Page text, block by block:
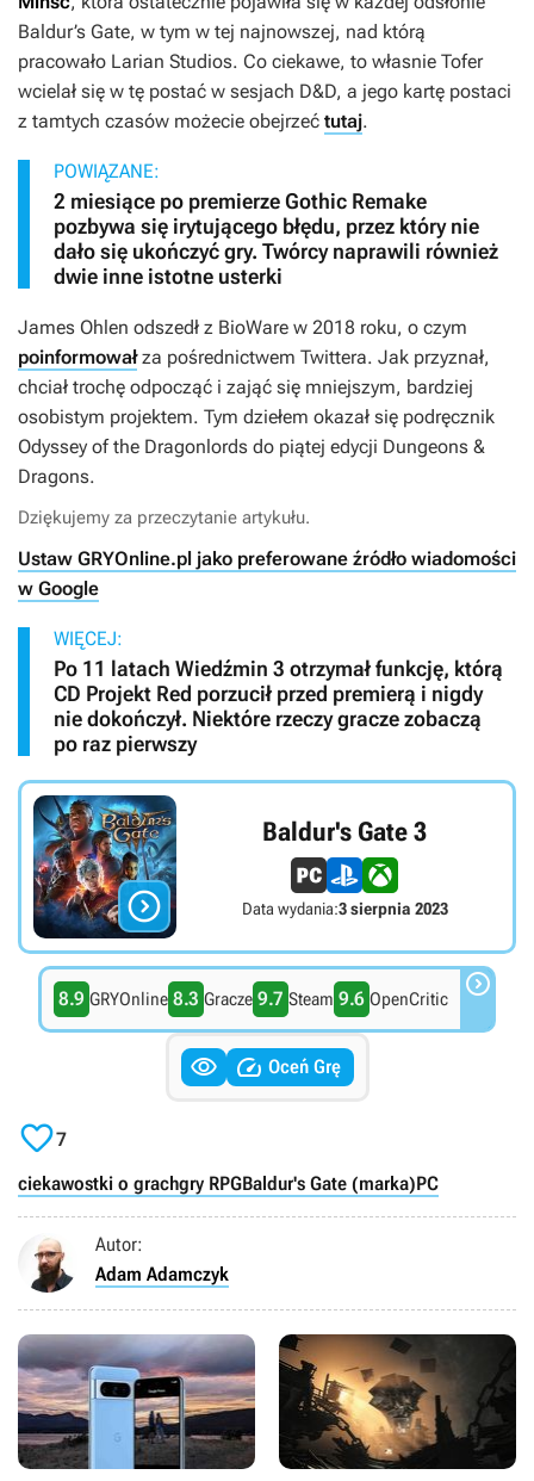
Baldur’s Gate, w tym w tej najnowszej, nad którą
pracowało Larian Studios. Co ciekawe, to własnie Tofer
wcielał się w tę postać w sesjach D&D, a jego kartę postaci
z tamtych czasów możecie obejrzeć tutaj.
POWIĄZANE:
2 miesiące po premierze Gothic Remake
pozbywa się irytującego błędu, przez który nie
dało się ukończyć gry. Twórcy naprawili również
dwie inne istotne usterki
James Ohlen odszedł z BioWare w 2018 roku, o czym
poinformowałza pośrednictwem Twittera. Jak przyznał,
chciał trochę odpocząć i zająć się mniejszym, bardziej
osobistym projektem. Tym dziełem okazał się podręcznik
Odyssey of the Dragonlords do piątej edycji Dungeons &
Dragons.
Dziękujemy za przeczytanie artykułu.
Ustaw GRYOnline.pl jako preferowane źródło wiadomości
w Google
WIĘCEJ:
Po 11 latach Wiedźmin 3 otrzymał funkcję, którą
CD Projekt Red porzucił przed premierą i nigdy
nie dokończył. Niektóre rzeczy gracze zobaczą
po raz pierwszy

Baldur's Gate 3
Data wydania:3 sierpnia 2023
8.9 GRYOnline 8.3 Gracze 9.7 Steam 9.6 OpenCritic 
  Oceń Grę
7
ciekawostki o grachgry RPGBaldur's Gate (marka)PC
Autor:
Adam Adamczyk